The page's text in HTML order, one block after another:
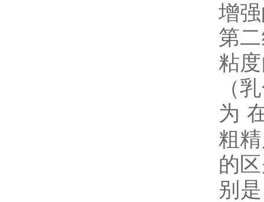
增
第
粘
（
为
粗
的
别是